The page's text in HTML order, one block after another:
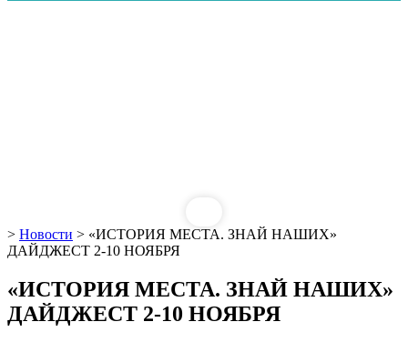
> Новости > «ИСТОРИЯ МЕСТА. ЗНАЙ НАШИХ»
ДАЙДЖЕСТ 2-10 НОЯБРЯ
«ИСТОРИЯ МЕСТА. ЗНАЙ НАШИХ»
ДАЙДЖЕСТ 2-10 НОЯБРЯ